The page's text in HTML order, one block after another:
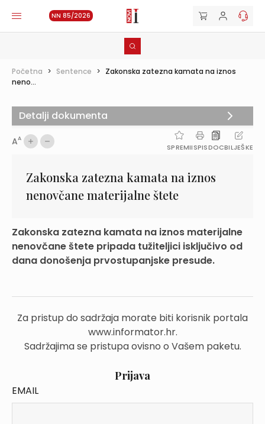
NN 85/2026
Početna > Sentence > Zakonska zatezna kamata na iznos
neno...
AA
SPREMIISPISDOCBILJEŠKE
Zakonska zatezna kamata na iznos
nenovčane materijalne štete
Zakonska zatezna kamata na iznos materijalne
nenovčane štete pripada tužiteljici isključivo od
dana donošenja prvostupanjske presude.
Za pristup do sadržaja morate biti korisnik portala
www.informator.hr.
Sadržajima se pristupa ovisno o Vašem paketu.
Prijava
EMAIL
Detalji dokumenta